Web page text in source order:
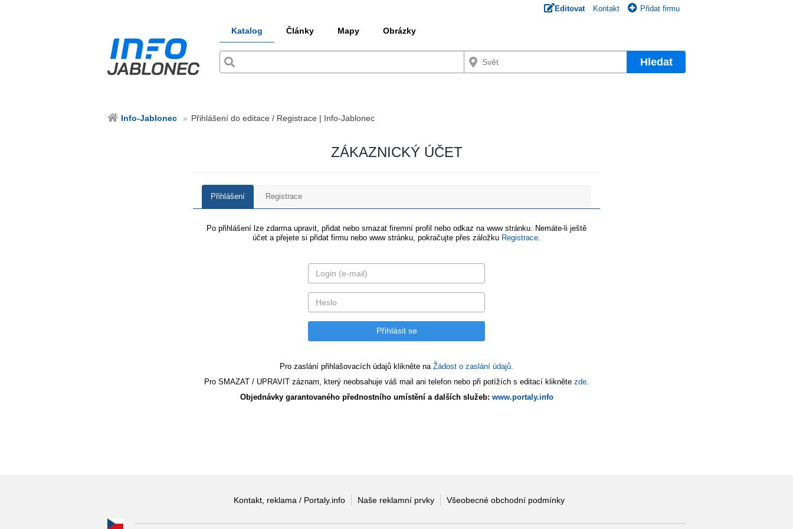
Editovat Kontakt Přidat firmu
Katalog Články Mapy Obrázky
Hledat
Info-Jablonec Přihlášení do editace / Registrace | Info-Jablonec
ZÁKAZNICKÝ ÚČET
Přihlášení Registrace
Po přihlášení lze zdarma upravit, přidat nebo smazat firemní profil nebo odkaz na www stránku. Nemáte-li ještě
účet a přejete si přidat firmu nebo www stránku, pokračujte přes záložku Registrace
Pro zaslání přihlašovacích údajů klikněte na Žádost o zaslání údajů.
Pro SMAZAT / UPRAVIT záznam, který neobsahuje váš mail ani telefon nebo při potížích s editací klikněte zde
Objednávky garantovaného přednostního umístění a dalších služeb: www.portaly.info
Kontakt, reklama / Portaly.info Naše reklamní prvky Všeobecné obchodní podmínky